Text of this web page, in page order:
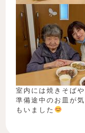
室内には焼きそば
準備途中のお皿が
もいました